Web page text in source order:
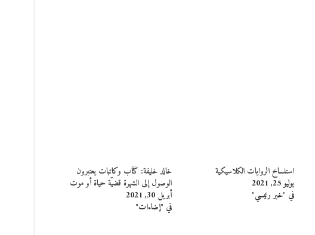
استنساخ الروايات الكلاسيكية
يوليو 25, 2021
في "خبر رئيسي"
خالد خليفة: كُتّاب وكاتبات يعتبرون
الوصول إلى الشهرة قضيّة حياة أو موت
أبريل 30, 2021
في "إضاءات"